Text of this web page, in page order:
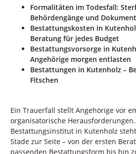
Formalitäten im Todesfall:
Behördengänge und
Bestattungskosten in
Beratung für jedes Budget
Bestattungsvorsorge in
Angehörige morgen entlasten
Bestattungen in Kutenholz –
Fitschen
Ein Trauerfall stellt Angehörige vor
organisatorische
Bestattungsinstitut in Kutenholz
Stade zur Seite – von der ersten
passenden Bestattungsform bis hin